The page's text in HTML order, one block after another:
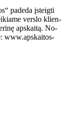
pa­de­da įsteig­ti
ver­slo klien­
ap­skai­tą. No­
www.ap­skai­tos­